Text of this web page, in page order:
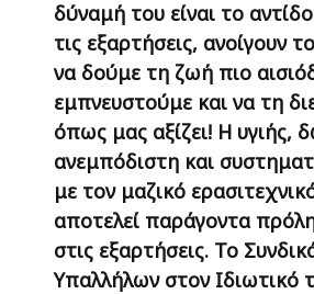
δύναμή του είναι το
τις εξαρτήσεις, ανοίγουν
να δούμε τη ζωή πιο
εμπνευστούμε και να τη
όπως μας αξίζει! Η υγιής,
ανεμπόδιστη και
με τον μαζικό
αποτελεί παράγοντα
στις εξαρτήσεις. Το
Υπαλλήλων στον Ιδιωτικό